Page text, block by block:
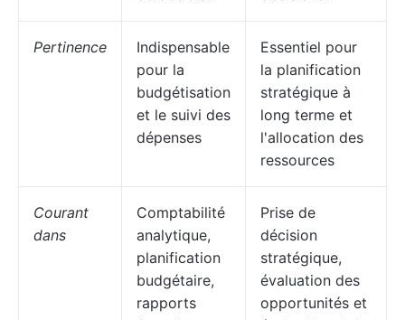
Pertinence
Indispensable
pour la
budgétisation
et le suivi des
dépenses
Essentiel pour
la planification
stratégique à
long terme et
l'allocation des
ressources
Courant
dans
Comptabilité
analytique,
planification
budgétaire,
rapports
Prise de
décision
stratégique,
évaluation des
opportunités et